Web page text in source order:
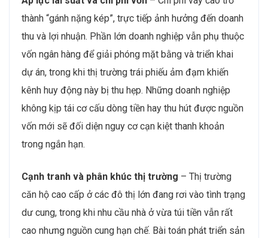
thành “gánh nặng kép”, trực tiếp ảnh hưởng đến doanh
thu và lợi nhuận. Phần lớn doanh nghiệp vẫn phụ thuộc
vốn ngân hàng để giải phóng mặt bằng và triển khai
dự án, trong khi thị trường trái phiếu ảm đạm khiến
kênh huy động này bị thu hẹp. Những doanh nghiệp
không kịp tái cơ cấu dòng tiền hay thu hút được nguồn
vốn mới sẽ đối diện nguy cơ cạn kiệt thanh khoản
trong ngắn hạn.
Cạnh tranh và phân khúc thị trường – Thị trường
căn hộ cao cấp ở các đô thị lớn đang rơi vào tình trạng
dư cung, trong khi nhu cầu nhà ở vừa túi tiền vẫn rất
cao nhưng nguồn cung hạn chế. Bài toán phát triển sản